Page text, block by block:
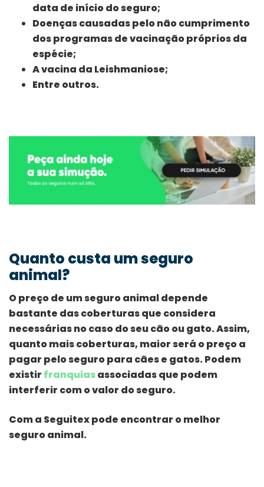
data de início do seguro;
Doenças causadas pelo não cumprimento
dos programas de vacinação próprios da
espécie;
A vacina da Leishmaniose;
Entre outros.
Quanto custa um seguro
animal?
O preço de um seguro animal depende
bastante das coberturas que considera
necessárias no caso do seu cão ou gato. Assim,
quanto mais coberturas, maior será o preço a
pagar pelo seguro para cães e gatos. Podem
existir franquiasassociadas que podem
interferir com o valor do seguro.
Com a Seguitex pode encontrar o melhor
seguro animal.